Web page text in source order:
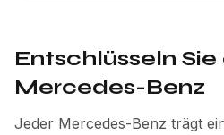
Entschlüsseln Sie
Mercedes-Benz
Jeder Mercedes-Benz trägt